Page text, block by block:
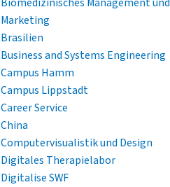
Biomedizinisches Management und
Marketing
Brasilien
Business and Systems Engineering
Campus Hamm
Campus Lippstadt
Career Service
China
Computervisualistik und Design
Digitales Therapielabor
Digitalise SWF